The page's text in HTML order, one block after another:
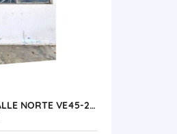
SE VENDE CASA PRIMERA CALLE NORTE VE45-249ET-IFUEN